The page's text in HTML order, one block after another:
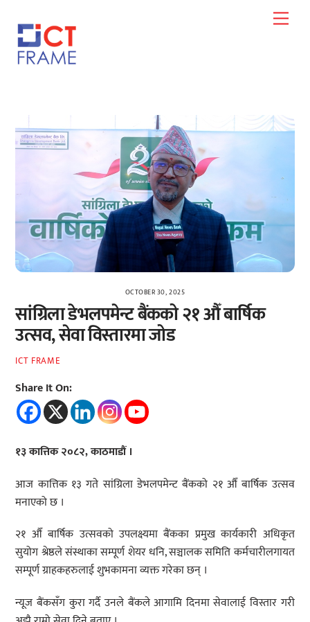
content
OCTOBER 30, 2025
सांग्रिला डेभलपमेन्ट बैंकको २१ औँ बार्षिक
उत्सव, सेवा विस्तारमा जोड
ICT FRAME
Share It On:
१३ कात्तिक २०८२, काठमाडौं ।
आज कात्तिक १३ गते सांग्रिला डेभलपमेन्ट बैंकको २१ औँ बार्षिक उत्सव
मनाएको छ ।
२१ औँ बार्षिक उत्सवको उपलक्ष्यमा बैंकका प्रमुख कार्यकारी अधिकृत
सुयोग श्रेष्ठले संस्थाका सम्पूर्ण शेयर धनि, सञ्चालक समिति कर्मचारीलगायत
सम्पूर्ण ग्राहकहरुलाई शुभकामना व्यक्त गरेका छन् ।
न्यूज बैंकसँग कुरा गर्दै उनले बैंकले आगामि दिनमा सेवालाई विस्तार गरी